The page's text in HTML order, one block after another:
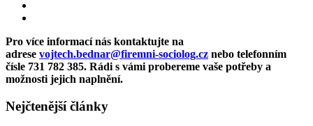
Pro více informací nás kontaktujte na
adrese vojtech.bednar@firemni-sociolog.cz nebo telefonním
čísle 731 782 385. Rádi s vámi probereme vaše potřeby a
možnosti jejich naplnění.
Nejčtenější články